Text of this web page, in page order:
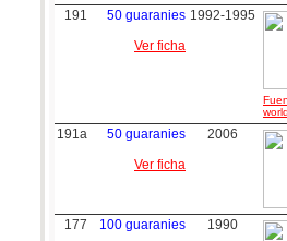
191
50 guaranies
Ver ficha
1992-1995
191a
50 guaranies
Ver ficha
2006
177
100 guaranies
1990